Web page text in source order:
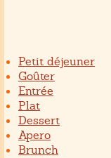
Petit déjeuner
Goûter
Entrée
Plat
Dessert
Apero
Brunch